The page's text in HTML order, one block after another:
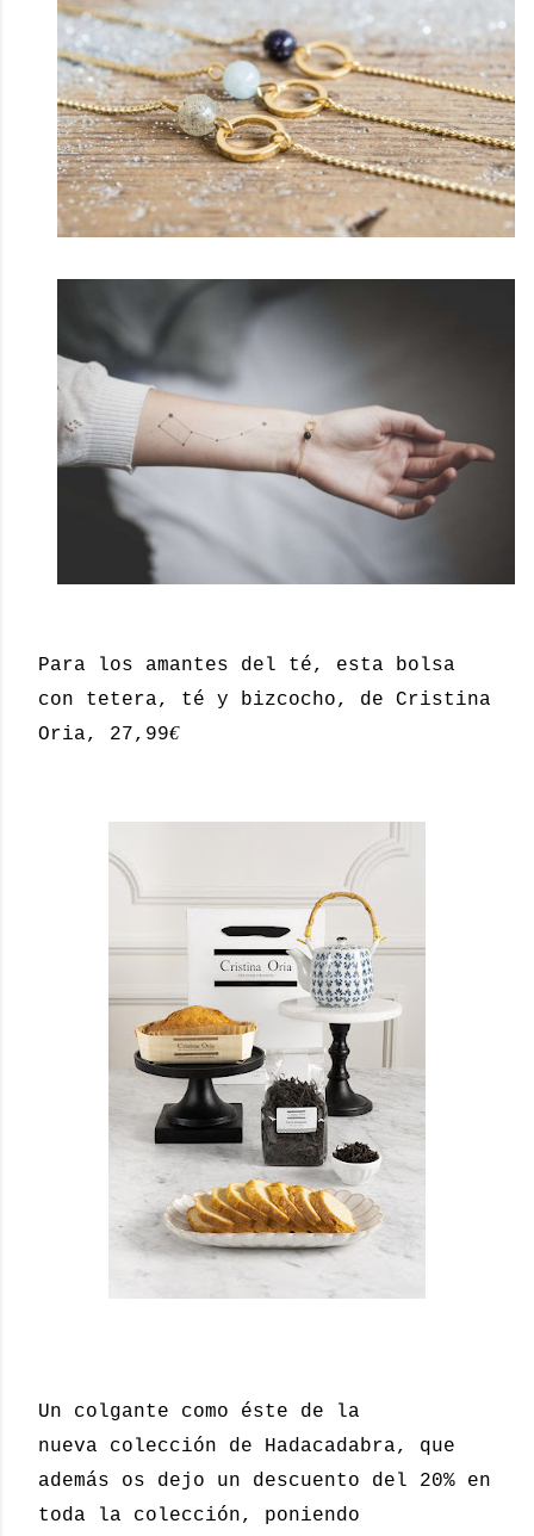
Para los amantes del té, esta bolsa
con tetera, té y bizcocho, de Cristina
Oria, 27,99€
Un colgante como éste de la
nueva colección de Hadacadabra, que
además os dejo un descuento del 20% en
toda la colección, poniendo